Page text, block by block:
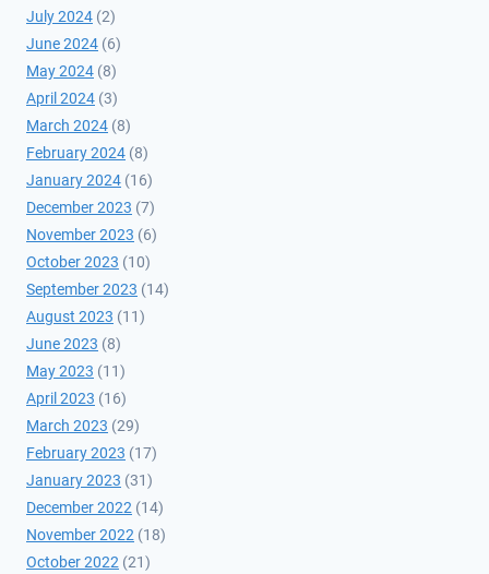
July 2024 (2)
June 2024 (6)
May 2024 (8)
April 2024 (3)
March 2024 (8)
February 2024 (8)
January 2024 (16)
December 2023 (7)
November 2023 (6)
October 2023 (10)
September 2023 (14)
August 2023 (11)
June 2023 (8)
May 2023 (11)
April 2023 (16)
March 2023 (29)
February 2023 (17)
January 2023 (31)
December 2022 (14)
November 2022 (18)
October 2022 (21)